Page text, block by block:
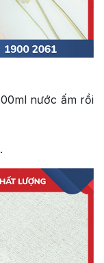
nước ấm rồi